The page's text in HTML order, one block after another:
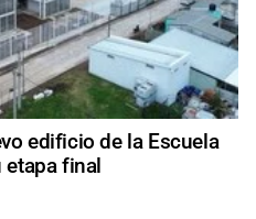
edificio de la Escuela
etapa final